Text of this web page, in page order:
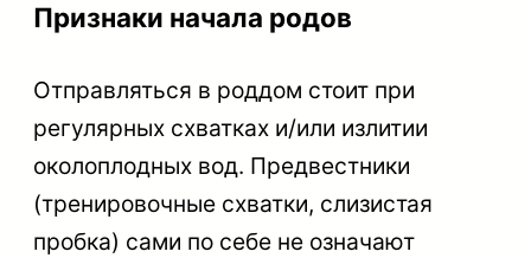
Признаки начала родов
Отправляться в роддом стоит при
регулярных схватках и/или излитии
околоплодных вод. Предвестники
(тренировочные схватки, слизистая
пробка) сами по себе не означают